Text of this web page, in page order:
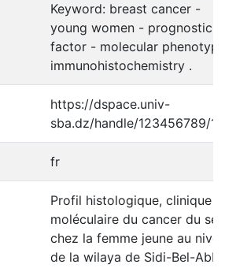
Keyword: breast cancer -
young women - prognostic
factor - molecular
immunohistochemistry .
https://dspace.univ-
sba.dz/handle/123456789/
fr
Profil histologique, clinique
moléculaire du cancer du
chez la femme jeune au
de la wilaya de Sidi-Bel-